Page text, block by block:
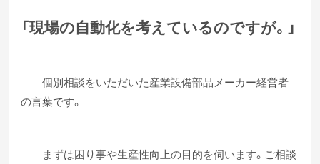
「現場の自動化を考えているのですが。」
個別相談をいただいた産業設備部品メーカー経営者
の言葉です。
まずは困り事や生産性向上の目的を伺います。ご相談